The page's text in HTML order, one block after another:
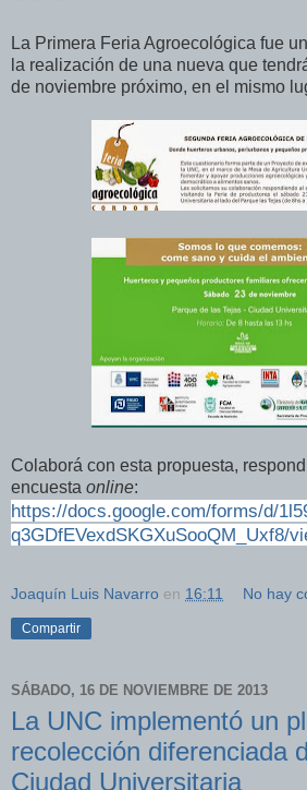
La Primera Feria Agroecológica fue
la realización de una nueva que
de noviembre próximo, en el mismo
Colaborá con esta propuesta,
encuesta online:
https://docs.google.com/forms/d/
q3GDfEVexdSKGXuSooQM_Uxf8/
Joaquín Luis Navarro en 16:11 No hay
Compartir
SÁBADO, 16 DE NOVIEMBRE DE 2013
La UNC implementó un
recolección diferenciada
Ciudad Universitaria